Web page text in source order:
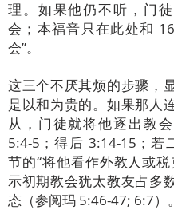
理。如果他仍不听，门
会；本福音只在此处和
会”。
这三个不厌其烦的步骤，
是以和为贵的。如果那人
从，门徒就将他逐出教
5:4-5；得后 3:14-15；若
节的“将他看作外教人或
示初期教会犹太教友占多
态（参阅玛 5:46-47; 6:7）。